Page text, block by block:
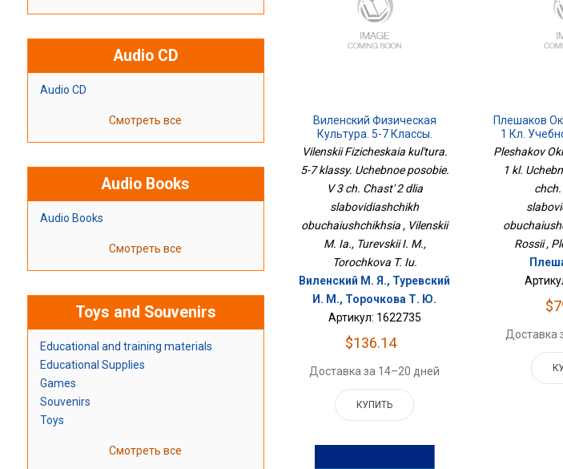
Audio CD
Audio CD
Смотреть все
Audio Books
Audio Books
Смотреть все
Toys and Souvenirs
Educational and training materials
Educational Supplies
Games
Souvenirs
Toys
Смотреть все
Виленский Физическая
Культура. 5-7 Классы.
Учебное Пособие. В 3 Ч.
Обучающихся
Vilenskii Fizicheskaia kul'tura.
5-7 klassy. Uchebnoe posobie.
V 3 ch. Chast' 2 dlia
slabovidiashchikh
obuchaiushchikhsia , Vilenskii
M. Ia., Turevskii I. M.,
Torochkova T. Iu.
Виленский М. Я., Туревский
И. М., Торочкова Т. Ю.
Артикул: 1622735
$136.14
Доставка за 14–20 дней
КУПИТЬ
Плешаков
1 Кл.
Чч. Ч.3 Для
Pleshakov
1 kl.
Rossii ,
Доставка